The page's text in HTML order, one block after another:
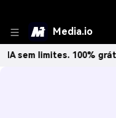
Media.io
limites. 100% grátis!